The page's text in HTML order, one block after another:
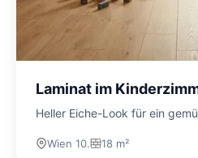
Laminat im
Heller Eiche-Look für ein
Wien 10. 18 m²